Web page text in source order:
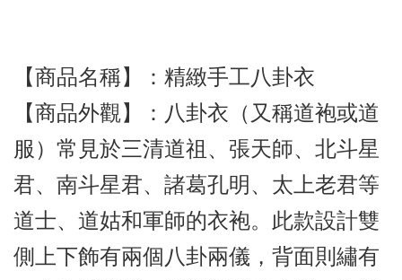
【商品名稱】：精緻手工八卦衣
【商品外觀】：八卦衣（又稱道袍或道
服）常見於三清道祖、張天師、北斗星
君、南斗星君、諸葛孔明、太上老君等
道士、道姑和軍師的衣袍。此款設計雙
側上下飾有兩個八卦兩儀，背面則繡有